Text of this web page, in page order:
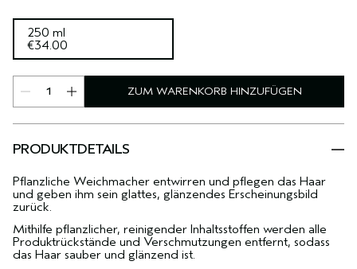
250 ml
€34.00
ZUM WARENKORB HINZUFÜGEN
PRODUKTDETAILS
Pflanzliche Weichmacher entwirren und pflegen das Haar
und geben ihm sein glattes, glänzendes Erscheinungsbild
zurück.
Mithilfe pflanzlicher, reinigender Inhaltsstoffen werden alle
Produktrückstände und Verschmutzungen entfernt, sodass
das Haar sauber und glänzend ist.